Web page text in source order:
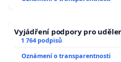
Vyjádření podpory pro
1 764 podpisů
Oznámení o transparentnosti